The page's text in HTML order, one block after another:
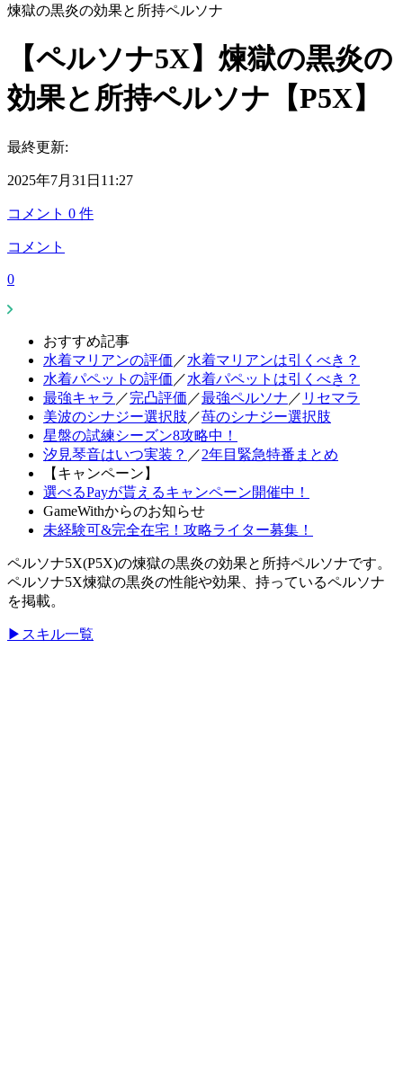
煉獄の黒炎の効果と所持ペルソナ
【ペルソナ5X】煉獄の黒炎の
効果と所持ペルソナ【P5X】
最終更新:
2025年7月31日11:27
コメント 0 件
コメント
0
おすすめ記事
水着マリアンの評価 ／水着マリアンは引くべき？
水着パペットの評価 ／水着パペットは引くべき？
最強キャラ ／完凸評価 ／最強ペルソナ ／ リセマラ
美波のシナジー選択肢 ／苺のシナジー選択肢
星盤の試練シーズン8攻略中！
汐見琴音はいつ実装？ ／2年目緊急特番まとめ
【キャンペーン】
選べるPayが貰えるキャンペーン開催中！
GameWithからのお知らせ
未経験可&完全在宅！攻略ライター募集！
ペルソナ5X(P5X)の煉獄の黒炎の効果と所持ペルソナです。
ペルソナ5X煉獄の黒炎の性能や効果、持っているペルソナ
を掲載。
▶スキル一覧